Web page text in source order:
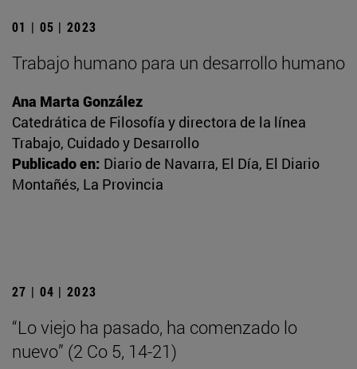
01 | 05 | 2023
Trabajo humano para un desarrollo humano
Ana Marta González
Catedrática de Filosofía y directora de la línea
Trabajo, Cuidado y Desarrollo
Publicado en: Diario de Navarra, El Día, El Diario
Montañés, La Provincia
27 | 04 | 2023
“Lo viejo ha pasado, ha comenzado lo
nuevo” (2 Co 5, 14-21)